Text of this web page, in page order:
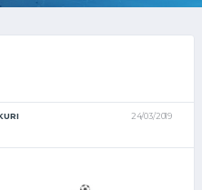
24/03/2019